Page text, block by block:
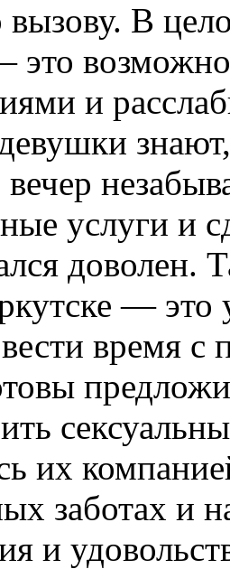
В
это
и
вечер
услуги и
—
время с
их
заботах и
и